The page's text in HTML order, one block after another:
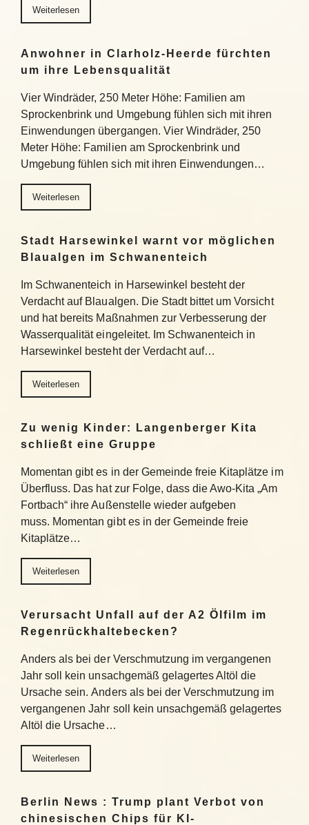
Weiterlesen
Anwohner in Clarholz-Heerde fürchten
um ihre Lebensqualität
Vier Windräder, 250 Meter Höhe: Familien am
Sprockenbrink und Umgebung fühlen sich mit ihren
Einwendungen übergangen. Vier Windräder, 250
Meter Höhe: Familien am Sprockenbrink und
Umgebung fühlen sich mit ihren Einwendungen…
Weiterlesen
Stadt Harsewinkel warnt vor möglichen
Blaualgen im Schwanenteich
Im Schwanenteich in Harsewinkel besteht der
Verdacht auf Blaualgen. Die Stadt bittet um Vorsicht
und hat bereits Maßnahmen zur Verbesserung der
Wasserqualität eingeleitet. Im Schwanenteich in
Harsewinkel besteht der Verdacht auf…
Weiterlesen
Zu wenig Kinder: Langenberger Kita
schließt eine Gruppe
Momentan gibt es in der Gemeinde freie Kitaplätze im
Überfluss. Das hat zur Folge, dass die Awo-Kita „Am
Fortbach“ ihre Außenstelle wieder aufgeben
muss. Momentan gibt es in der Gemeinde freie
Kitaplätze…
Weiterlesen
Verursacht Unfall auf der A2 Ölfilm im
Regenrückhaltebecken?
Anders als bei der Verschmutzung im vergangenen
Jahr soll kein unsachgemäß gelagertes Altöl die
Ursache sein. Anders als bei der Verschmutzung im
vergangenen Jahr soll kein unsachgemäß gelagertes
Altöl die Ursache…
Weiterlesen
Berlin News : Trump plant Verbot von
chinesischen Chips für KI-